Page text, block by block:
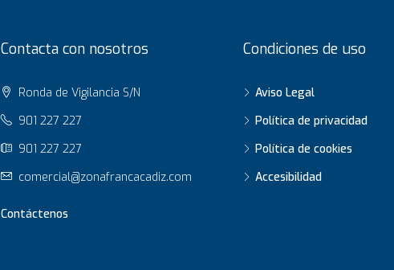
Contacta con nosotros
Ronda de Vigilancia S/N
901 227 227
901 227 227
comercial@zonafrancacadiz.com
Contáctenos
Condiciones de uso
Aviso Legal
Política de privacidad
Política de cookies
Accesibilidad